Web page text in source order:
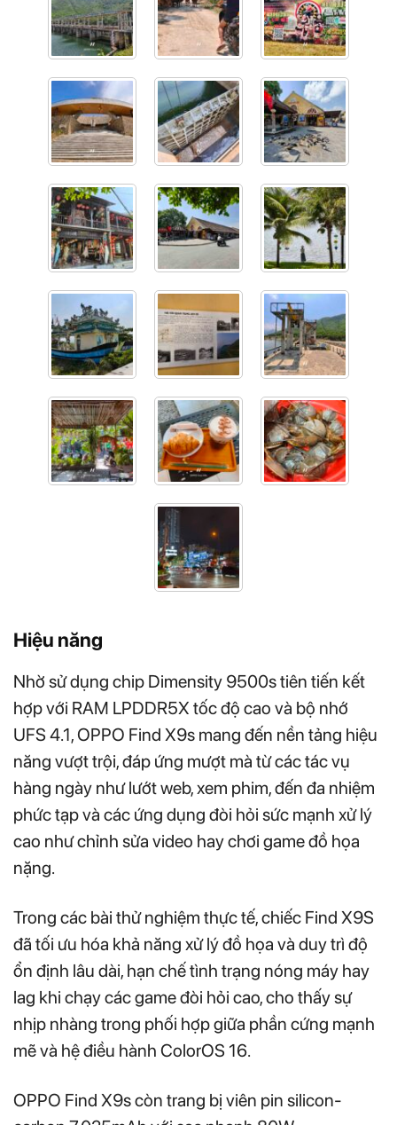
Hiệu năng
Nhờ sử dụng chip Dimensity 9500s tiên tiến kết
hợp với RAM LPDDR5X tốc độ cao và bộ nhớ
UFS 4.1, OPPO Find X9s mang đến nền tảng hiệu
năng vượt trội, đáp ứng mượt mà từ các tác vụ
hàng ngày như lướt web, xem phim, đến đa nhiệm
phức tạp và các ứng dụng đòi hỏi sức mạnh xử lý
cao như chỉnh sửa video hay chơi game đồ họa
nặng.
Trong các bài thử nghiệm thực tế, chiếc Find X9S
đã tối ưu hóa khả năng xử lý đồ họa và duy trì độ
ổn định lâu dài, hạn chế tình trạng nóng máy hay
lag khi chạy các game đòi hỏi cao, cho thấy sự
nhịp nhàng trong phối hợp giữa phần cứng mạnh
mẽ và hệ điều hành ColorOS 16.
OPPO Find X9s còn trang bị viên pin silicon-